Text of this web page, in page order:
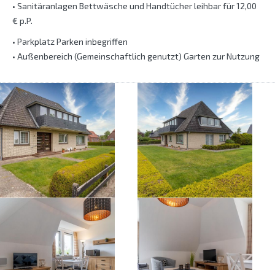
• Sanitäranlagen Bettwäsche und Handtücher leihbar für 12,00
€ p.P.
• Parkplatz Parken inbegriffen
• Außenbereich (Gemeinschaftlich genutzt) Garten zur Nutzung